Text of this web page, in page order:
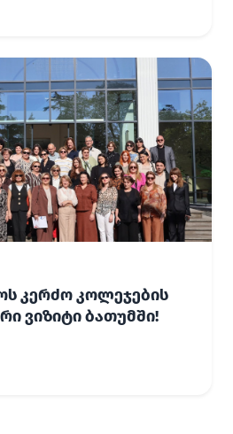
კერძო კოლეჯების
ვიზიტი ბათუმში!